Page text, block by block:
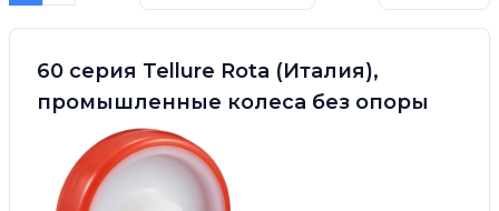
60 серия Tellure Rota (Италия),
промышленные колеса без опоры